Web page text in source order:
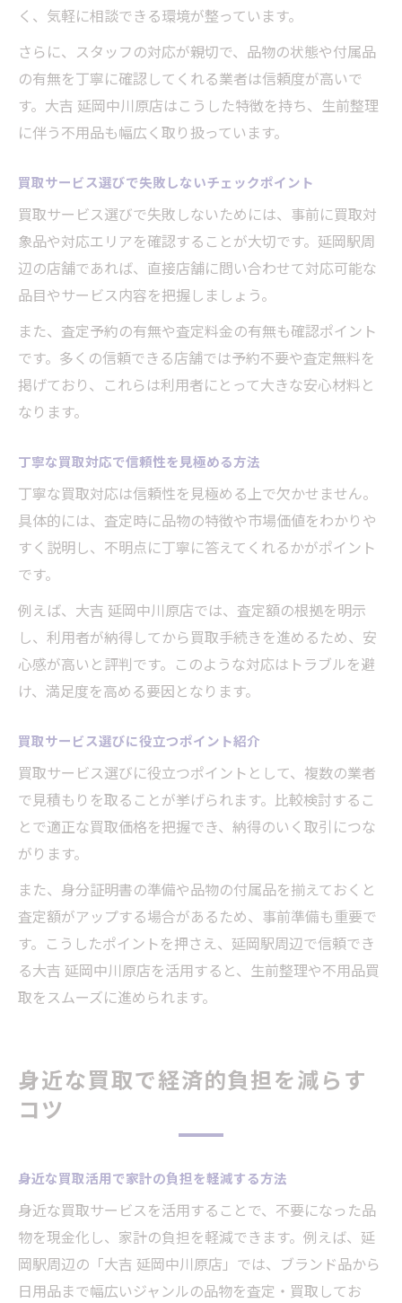
く、気軽に相談できる環境が整っています。
さらに、スタッフの対応が親切で、品物の状態や付属品
の有無を丁寧に確認してくれる業者は信頼度が高いで
す。大吉 延岡中川原店はこうした特徴を持ち、生前整理
に伴う不用品も幅広く取り扱っています。
買取サービス選びで失敗しないチェックポイント
買取サービス選びで失敗しないためには、事前に買取対
象品や対応エリアを確認することが大切です。延岡駅周
辺の店舗であれば、直接店舗に問い合わせて対応可能な
品目やサービス内容を把握しましょう。
また、査定予約の有無や査定料金の有無も確認ポイント
です。多くの信頼できる店舗では予約不要や査定無料を
掲げており、これらは利用者にとって大きな安心材料と
なります。
丁寧な買取対応で信頼性を見極める方法
丁寧な買取対応は信頼性を見極める上で欠かせません。
具体的には、査定時に品物の特徴や市場価値をわかりや
すく説明し、不明点に丁寧に答えてくれるかがポイント
です。
例えば、大吉 延岡中川原店では、査定額の根拠を明示
し、利用者が納得してから買取手続きを進めるため、安
心感が高いと評判です。このような対応はトラブルを避
け、満足度を高める要因となります。
買取サービス選びに役立つポイント紹介
買取サービス選びに役立つポイントとして、複数の業者
で見積もりを取ることが挙げられます。比較検討するこ
とで適正な買取価格を把握でき、納得のいく取引につな
がります。
また、身分証明書の準備や品物の付属品を揃えておくと
査定額がアップする場合があるため、事前準備も重要で
す。こうしたポイントを押さえ、延岡駅周辺で信頼でき
る大吉 延岡中川原店を活用すると、生前整理や不用品買
取をスムーズに進められます。
身近な買取で経済的負担を減らす
コツ
身近な買取活用で家計の負担を軽減する方法
身近な買取サービスを活用することで、不要になった品
物を現金化し、家計の負担を軽減できます。例えば、延
岡駅周辺の「大吉 延岡中川原店」では、ブランド品から
日用品まで幅広いジャンルの品物を査定・買取してお